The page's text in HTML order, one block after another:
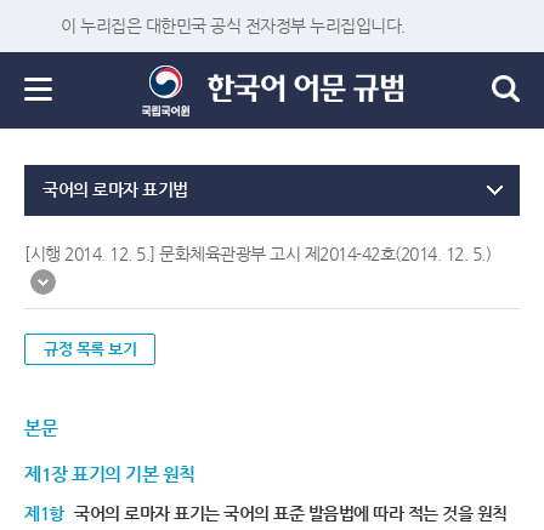
이 누리집은 대한민국 공식 전자정부 누리집입니다.
국어의 로마자 표기법
[시행 2014. 12. 5.] 문화체육관광부 고시 제2014-42호(2014. 12. 5.)
규정 목록 보기
본문
제1장 표기의 기본 원칙
제1항 국어의 로마자 표기는 국어의 표준 발음법에 따라 적는 것을 원칙